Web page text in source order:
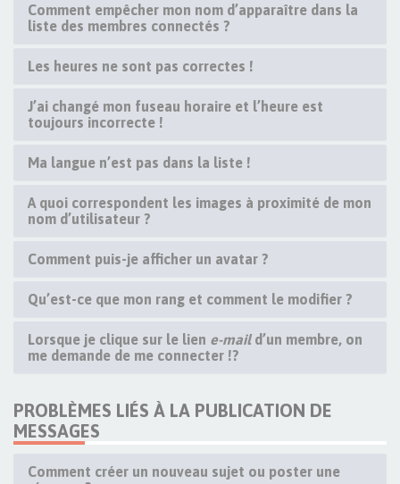
Comment empêcher mon nom d’apparaître dans la
liste des membres connectés ?
Les heures ne sont pas correctes !
J’ai changé mon fuseau horaire et l’heure est
toujours incorrecte !
Ma langue n’est pas dans la liste !
A quoi correspondent les images à proximité de mon
nom d’utilisateur ?
Comment puis-je afficher un avatar ?
Qu’est-ce que mon rang et comment le modifier ?
Lorsque je clique sur le lien e-maild’un membre, on
me demande de me connecter !?
PROBLÈMES LIÉS À LA PUBLICATION DE
MESSAGES
Comment créer un nouveau sujet ou poster une